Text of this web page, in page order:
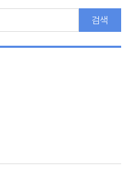
검색